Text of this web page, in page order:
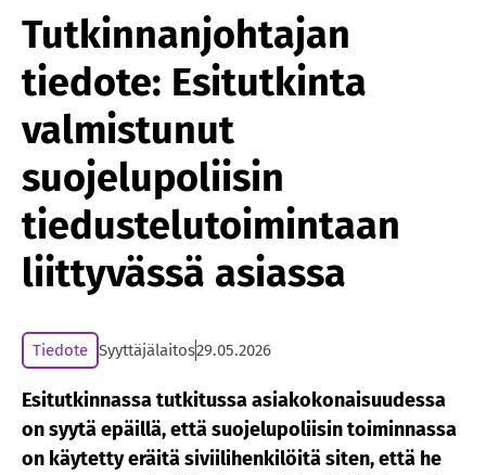
Tutkinnanjohtajan
tiedote: Esitutkinta
valmistunut
suojelupoliisin
tiedustelutoimintaan
liittyvässä asiassa
Tiedote Syyttäjälaitos29.05.2026
Esitutkinnassa tutkitussa asiakokonaisuudessa
on syytä epäillä, että suojelupoliisin toiminnassa
on käytetty eräitä siviilihenkilöitä siten, että he